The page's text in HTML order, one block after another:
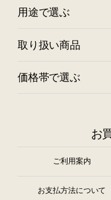
用途で選ぶ
取り扱い商品
価格帯で選ぶ
お
ご利用案内
お支払方法について